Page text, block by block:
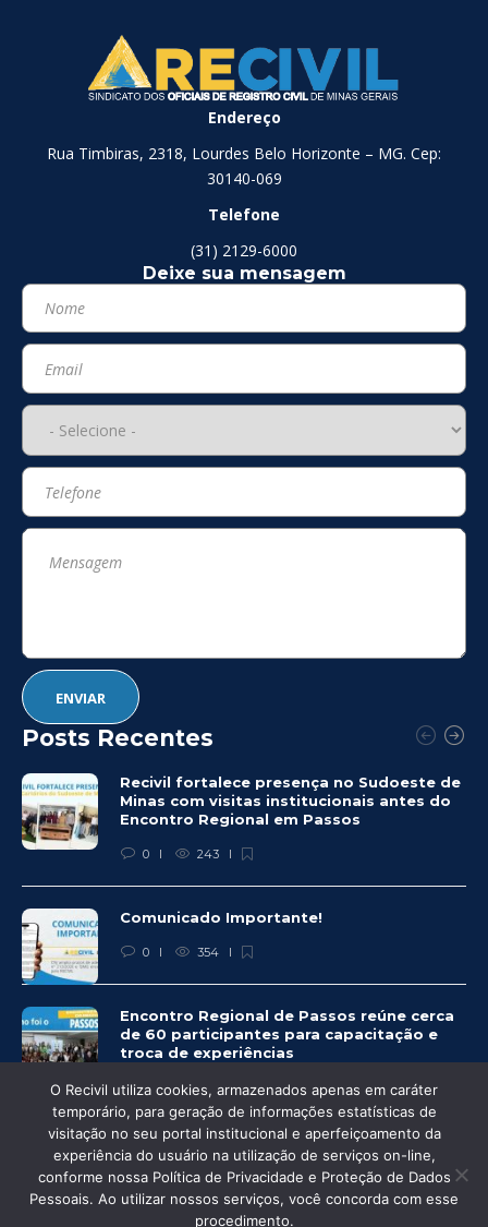
Endereço
Rua Timbiras, 2318, Lourdes Belo Horizonte – MG. Cep:
30140-069
Telefone
(31) 2129-6000
Deixe sua mensagem
Posts Recentes
Recivil fortalece presença no Sudoeste de
Minas com visitas institucionais antes do
Encontro Regional em Passos
0 243
Comunicado Importante!
0 354
Encontro Regional de Passos reúne cerca
de 60 participantes para capacitação e
troca de experiências
0 328
© Recivil 2020 – Todos os direitos reservados.
O Recivil utiliza cookies, armazenados apenas em caráter
temporário, para geração de informações estatísticas de
visitação no seu portal institucional e aperfeiçoamento da
experiência do usuário na utilização de serviços on-line,
conforme nossa Política de Privacidade e Proteção de Dados
Pessoais. Ao utilizar nossos serviços, você concorda com esse
procedimento.